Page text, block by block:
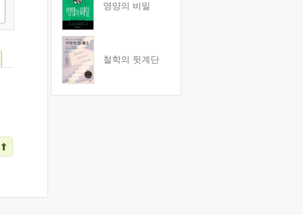
영양의 비밀
철학의 뒷계단